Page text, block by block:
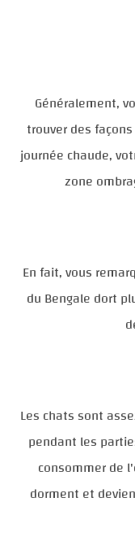
Généralement,
trouver des
journée chaude,
zone
En fait, vous
du Bengale dort
Les chats sont
pendant les
consommer de
dorment et